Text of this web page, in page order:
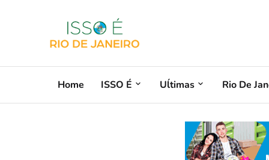
Home ISSO É Uĺtimas Rio De